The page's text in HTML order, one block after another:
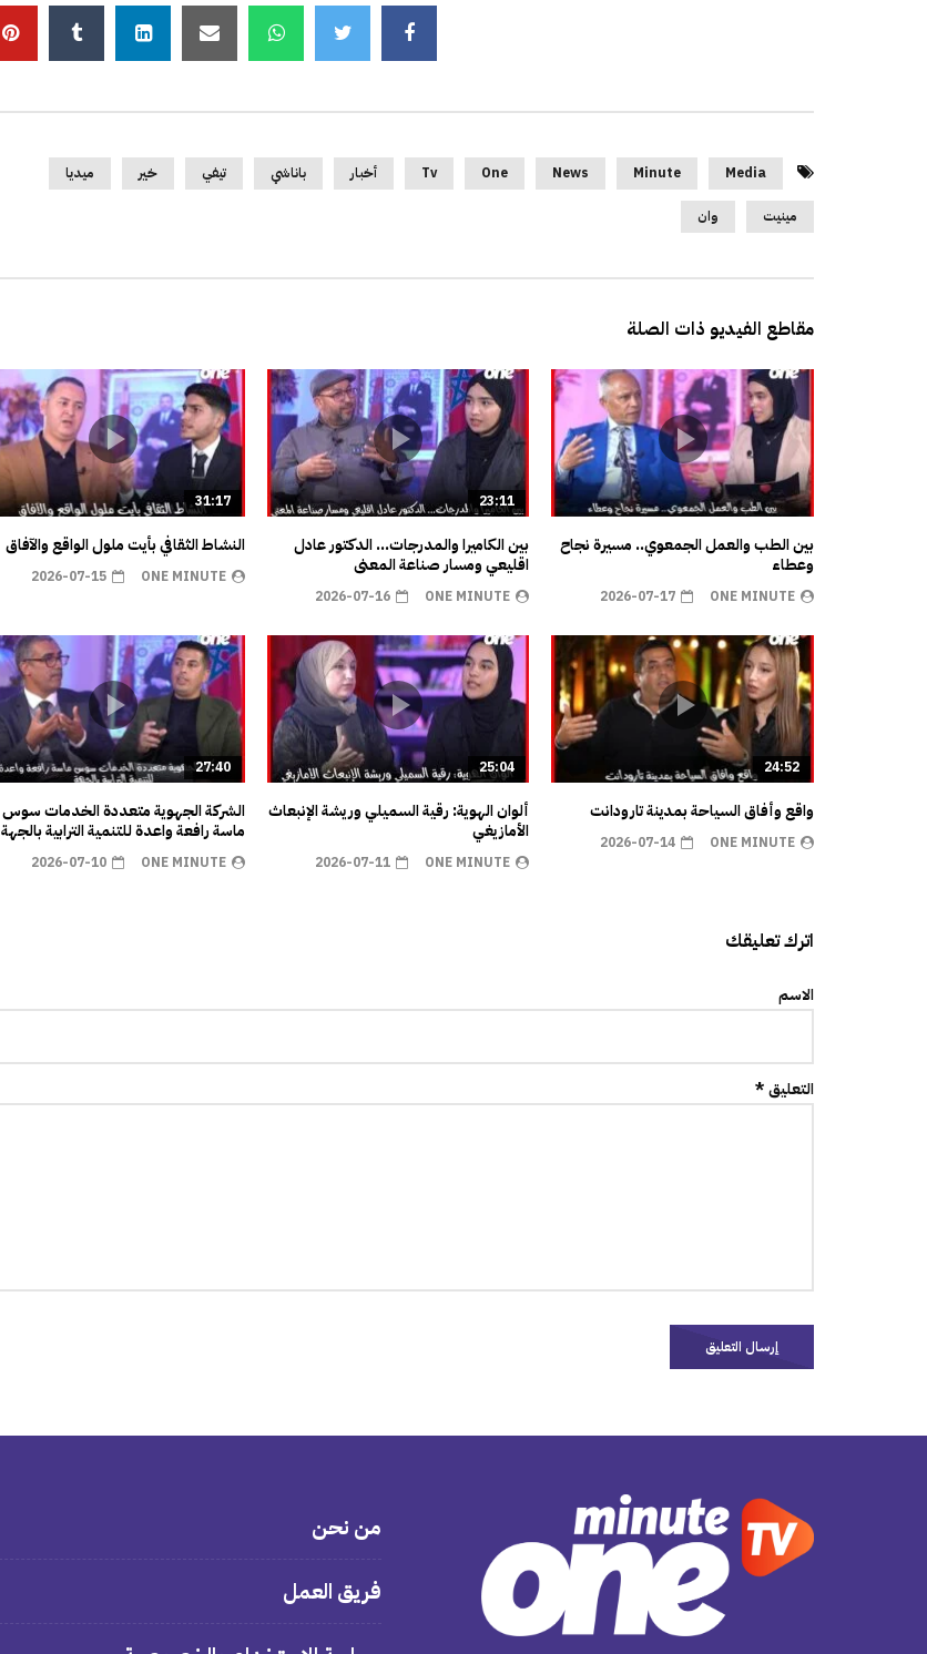
Media
Minute
News
One
Tv أخبار باناشي تيفي خير ميديا
مينيت وان
مقاطع الفيديو ذات الصلة
بين الطب والعمل الجمعوي.. مسيرة نجاح
وعطاء
ONE MINUTE
2026-07-17
23:11
بين الكاميرا والمدرجات… الدكتور عادل
اقليعي ومسار صناعة المعنى
ONE MINUTE
2026-07-16
31:17
النشاط الثقافي بأيت ملول الواقع والآفاق
ONE MINUTE
2026-07-15
24:52
واقع وأفاق السياحة بمدينة تارودانت
ONE MINUTE
2026-07-14
25:04
ألوان الهوية: رقية السميلي وريشة الإنبعاث
الأمازيغي
ONE MINUTE
2026-07-11
27:40
الشركة الجهوية متعددة الخدمات سوس
ماسة رافعة واعدة للتنمية الترابية بالجهة
ONE MINUTE
2026-07-10
اترك تعليقك
الاسم
التعليق *
من نحن
فريق العمل